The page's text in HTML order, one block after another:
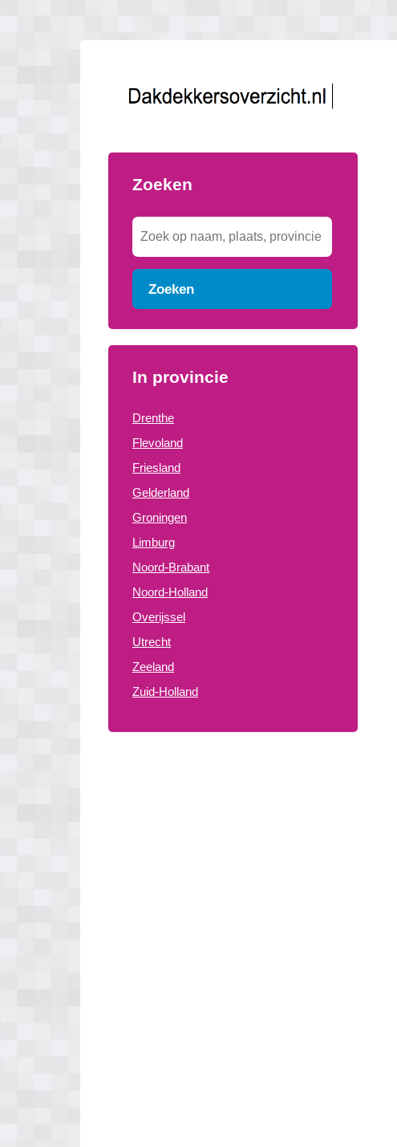
Zoeken
Zoeken
In provincie
Drenthe
Flevoland
Friesland
Gelderland
Groningen
Limburg
Noord-Brabant
Noord-Holland
Overijssel
Utrecht
Zeeland
Zuid-Holland